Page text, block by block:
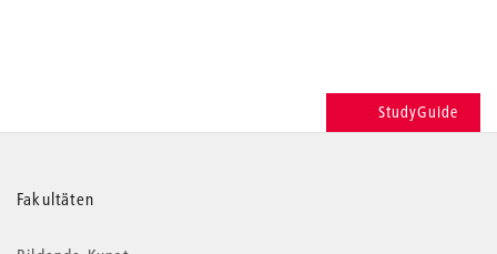
StudyGuide
Weitere
Fakultäten